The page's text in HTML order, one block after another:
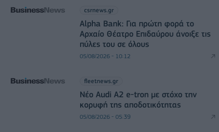
csrnews.gr
Alpha Bank: Για πρώτη φορά το
Αρχαίο Θέατρο Επιδαύρου άνοιξε τις
πύλες του σε όλους
05/08/2026 - 10:12
fleetnews.gr
Νέο Audi A2 e-tron με στόχο την
κορυφή της αποδοτικότητας
05/08/2026 - 05:39